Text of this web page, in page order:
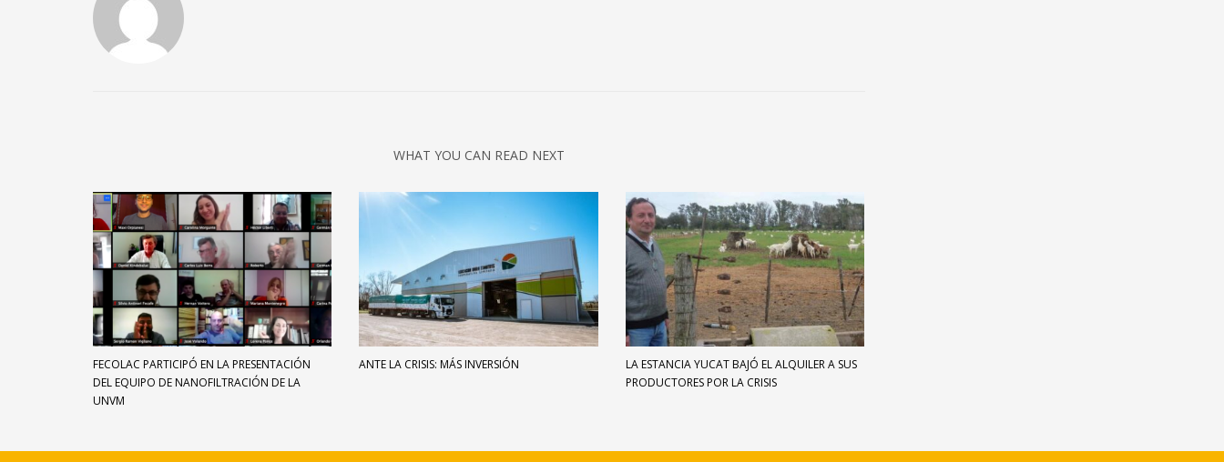
WHAT YOU CAN READ NEXT
FECOLAC PARTICIPÓ EN LA PRESENTACIÓN
DEL EQUIPO DE NANOFILTRACIÓN DE LA
UNVM
ANTE LA CRISIS: MÁS INVERSIÓN
LA ESTANCIA YUCAT BAJÓ EL ALQUILER A SUS
PRODUCTORES POR LA CRISIS